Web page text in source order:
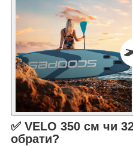
✅ VELO 350 см чи
обрати?